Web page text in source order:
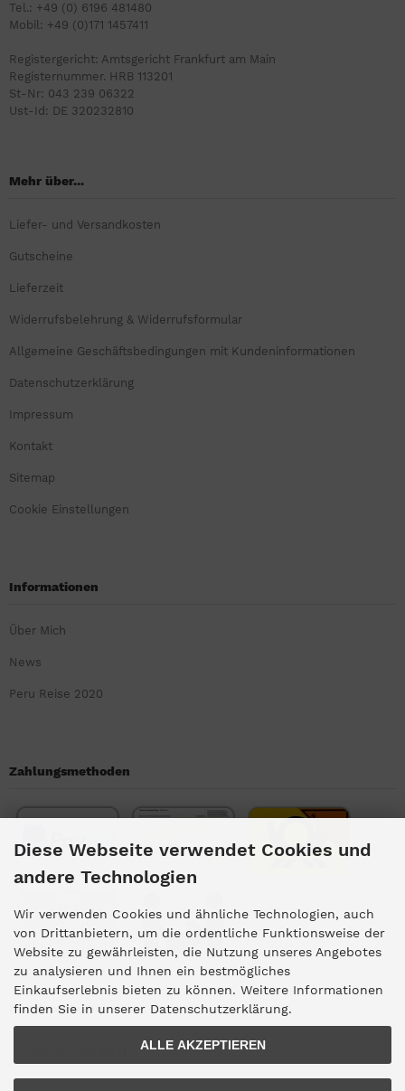
Tel.: +49 (0) 6196 481480
Mobil: +49 (0)171 1457411
Registergericht: Amtsgericht Frankfurt am Main
Registernummer. HRB 113201
St-Nr: 043 239 06322
Ust-Id: DE 320232810
Mehr über...
Liefer- und Versandkosten
Gutscheine
Lieferzeit
Widerrufsbelehrung & Widerrufsformular
Allgemeine Geschäftsbedingungen mit Kundeninformationen
Datenschutzerklärung
Impressum
Kontakt
Sitemap
Cookie Einstellungen
Informationen
Über Mich
News
Peru Reise 2020
Zahlungsmethoden
Kundengruppe
Diese Webseite verwendet Cookies und
andere Technologien
Wir verwenden Cookies und ähnliche Technologien, auch
von Drittanbietern, um die ordentliche Funktionsweise der
Website zu gewährleisten, die Nutzung unseres Angebotes
zu analysieren und Ihnen ein bestmögliches
Einkaufserlebnis bieten zu können. Weitere Informationen
finden Sie in unserer Datenschutzerklärung.
ALLE AKZEPTIEREN